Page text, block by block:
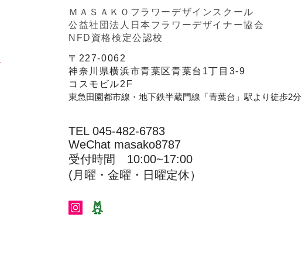
ＭＡＳＡＫＯフラワーデザインスクール
公益社団法人日本フラワーデザイナー協会
NFD資格検定公認校
〒227-0062
神奈川県横浜市青葉区青葉台1丁目3-9
コスモビル2F
東急田園都市線・地下鉄半蔵門線「青葉台」駅より徒歩2分
TEL 045-482-6783
WeChat masako8787
受付時間 10:00~17:00​​​
(​月曜・金曜・日曜定休）